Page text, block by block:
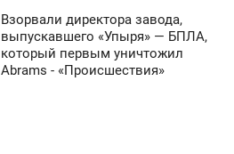
Взорвали директора завода,
выпускавшего «Упыря» — БПЛА,
который первым уничтожил
Abrams - «Происшествия»